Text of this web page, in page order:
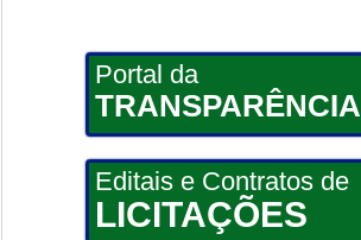
Portal da
TRANSPARÊNCIA
Editais e Contratos de
LICITAÇÕES